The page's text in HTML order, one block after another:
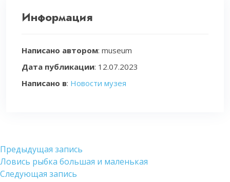
Информация
Написано автором: museum
Дата публикации: 12.07.2023
Написано в: Новости музея
Навигация
по
Предыдущая запись
запись:
Ловись рыбка большая и маленькая
Следующая запись